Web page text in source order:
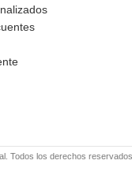
Todos los derechos reservados.